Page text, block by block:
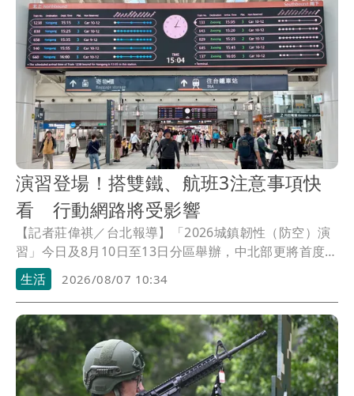
演習登場！搭雙鐵、航班3注意事項快
看 行動網路將受影響
【記者莊偉祺／台北報導】「2026城鎮韌性（防空）演
習」今日及8月10日至13日分區舉辦，中北部更將首度舉
辦「行動網路降速演練」，屆時區域內行動網路均會受
到影響，交通部提醒搭雙鐵、飛機航班前須注意3大事
項。
生活 2026/08/07 10:34